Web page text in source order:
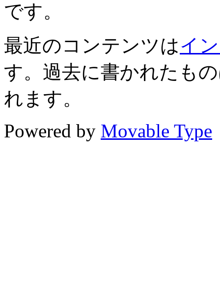
です。
最近のコンテンツはイ
す。過去に書かれたも
れます。
Powered by Movable Type